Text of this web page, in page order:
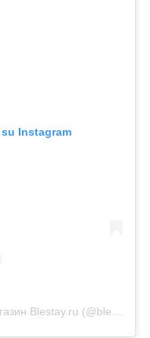
Instagram
Un post condiviso da Интернет-магазин Blestay.ru (@blestay_shop)